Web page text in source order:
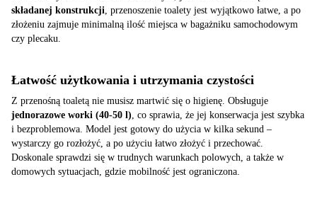
składanej konstrukcji, przenoszenie toalety jest wyjątkowo łatwe, a po
złożeniu zajmuje minimalną ilość miejsca w bagażniku samochodowym
czy plecaku.
Łatwość użytkowania i utrzymania czystości
Z przenośną toaletą nie musisz martwić się o higienę. Obsługuje
jednorazowe worki (40-50 l) , co sprawia, że jej konserwacja jest szybka
i bezproblemowa. Model jest gotowy do użycia w kilka sekund –
wystarczy go rozłożyć, a po użyciu łatwo złożyć i przechować.
Doskonale sprawdzi się w trudnych warunkach polowych, a także w
domowych sytuacjach, gdzie mobilność jest ograniczona.